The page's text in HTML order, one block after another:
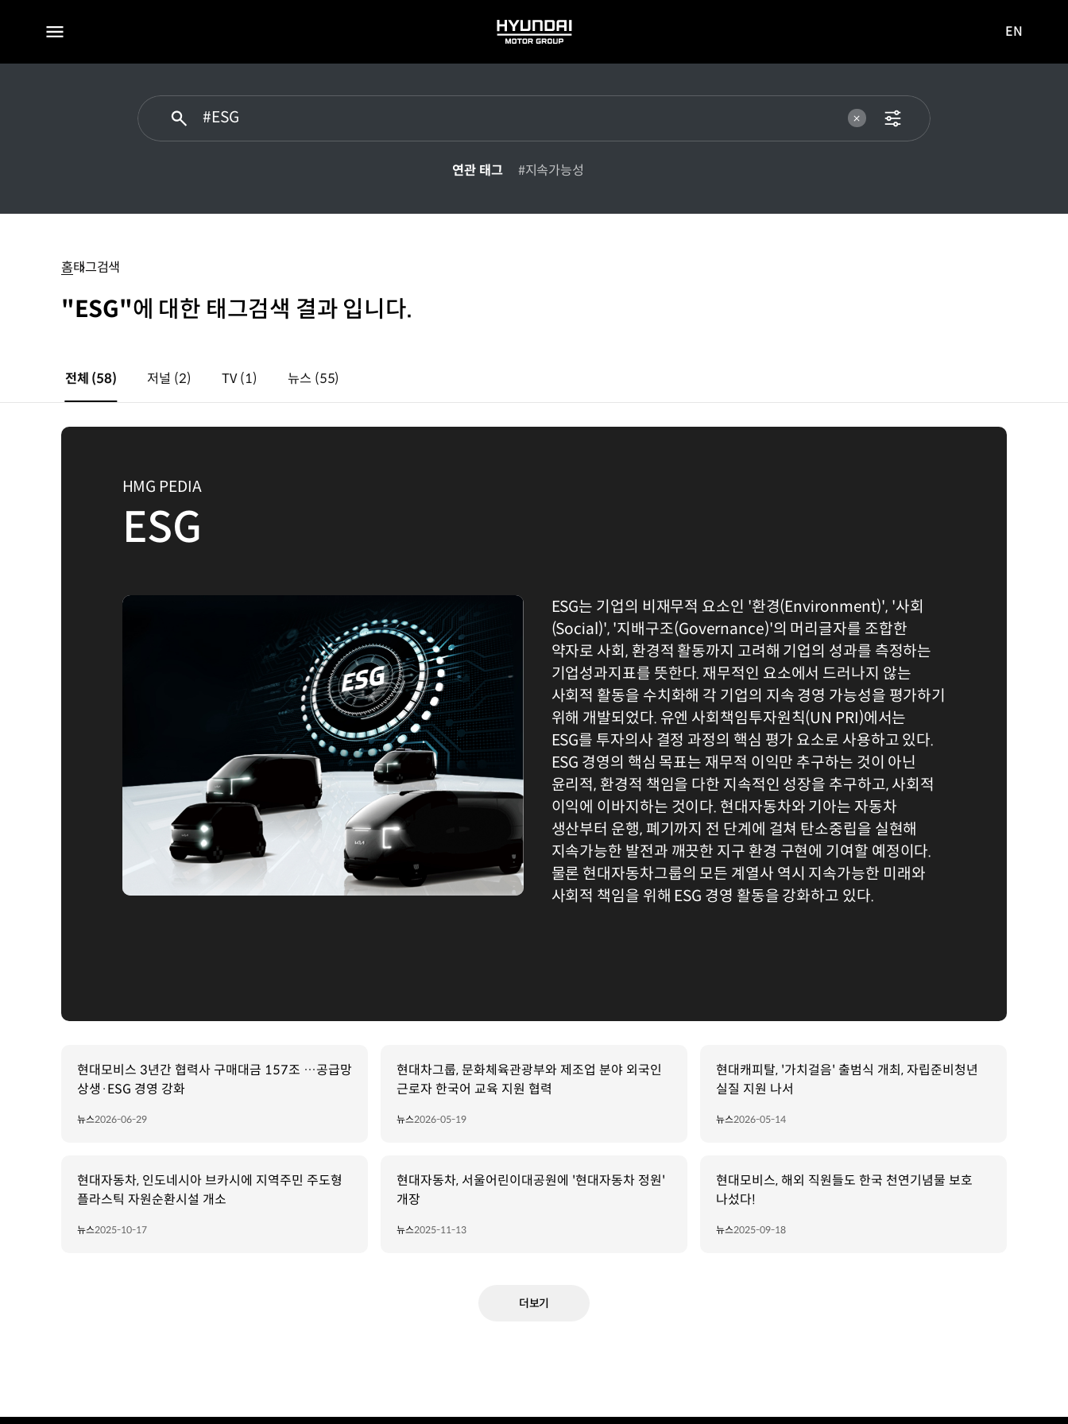
전체
HYUNDAI
MOTOR
사이트로
EN
연관 태그 #지속가능성
홈태그검색
"ESG"에 대한 태그검색 결과 입니다.
전체 (58) 저널 (2) TV(1) 뉴스 (55)
HMG PEDIA
ESG
ESG는 기업의 비재무적 요소인 '환경(Environment)', '사회
(Social)', '지배구조(Governance)'의 머리글자를 조합한
약자로 사회, 환경적 활동까지 고려해 기업의 성과를 측정하는
기업성과지표를 뜻한다. 재무적인 요소에서 드러나지 않는
사회적 활동을 수치화해 각 기업의 지속 경영 가능성을 평가하기
위해 개발되었다. 유엔 사회책임투자원칙(UN PRI)에서는
ESG를 투자의사 결정 과정의 핵심 평가 요소로 사용하고 있다.
ESG 경영의 핵심 목표는 재무적 이익만 추구하는 것이 아닌
윤리적, 환경적 책임을 다한 지속적인 성장을 추구하고, 사회적
이익에 이바지하는 것이다. 현대자동차와 기아는 자동차
생산부터 운행, 폐기까지 전 단계에 걸쳐 탄소중립을 실현해
지속가능한 발전과 깨끗한 지구 환경 구현에 기여할 예정이다.
물론 현대자동차그룹의 모든 계열사 역시 지속가능한 미래와
사회적 책임을 위해 ESG 경영 활동을 강화하고 있다.
현대모비스 3년간 협력사 구매대금 157조 …공급망
상생·ESG 경영 강화
뉴스2026-06-29
현대차그룹, 문화체육관광부와 제조업 분야 외국인
근로자 한국어 교육 지원 협력
뉴스2026-05-19
현대캐피탈, '가치걸음' 출범식 개최, 자립준비청년
실질 지원 나서
뉴스2026-05-14
현대자동차, 인도네시아 브카시에 지역주민 주도형
플라스틱 자원순환시설 개소
뉴스2025-10-17
현대자동차, 서울어린이대공원에 '현대자동차 정원'
개장
뉴스2025-11-13
현대모비스, 해외 직원들도 한국 천연기념물 보호
나섰다!
뉴스2025-09-18
더보기